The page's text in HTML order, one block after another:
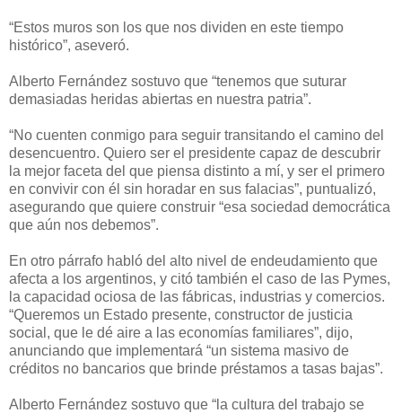
“Estos muros son los que nos dividen en este tiempo
histórico”, aseveró.
Alberto Fernández sostuvo que “tenemos que suturar
demasiadas heridas abiertas en nuestra patria”.
“No cuenten conmigo para seguir transitando el camino del
desencuentro. Quiero ser el presidente capaz de descubrir
la mejor faceta del que piensa distinto a mí, y ser el primero
en convivir con él sin horadar en sus falacias”, puntualizó,
asegurando que quiere construir “esa sociedad democrática
que aún nos debemos”.
En otro párrafo habló del alto nivel de endeudamiento que
afecta a los argentinos, y citó también el caso de las Pymes,
la capacidad ociosa de las fábricas, industrias y comercios.
“Queremos un Estado presente, constructor de justicia
social, que le dé aire a las economías familiares”, dijo,
anunciando que implementará “un sistema masivo de
créditos no bancarios que brinde préstamos a tasas bajas”.
Alberto Fernández sostuvo que “la cultura del trabajo se